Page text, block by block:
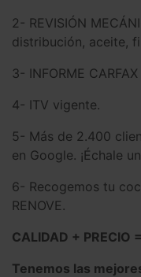
2- REVISIÓN
distribución, aceite,
3- INFORME
4- ITV vigente.
5- Más de 2.400
en Google. ¡Échale
6- Recogemos tu
RENOVE.
CALIDAD + PRECIO
Tenemos las